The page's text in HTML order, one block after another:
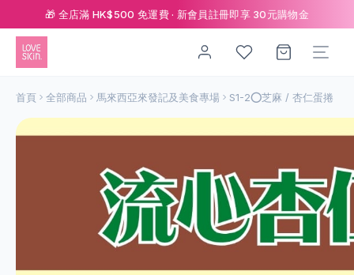
🎁 全店滿 HK$500 免運費 · 新會員註冊即享 30元購物金
首頁 全部商品 馬來西亞來發記及美食專場 S1-2⭕️芝麻 / 杏仁蛋捲